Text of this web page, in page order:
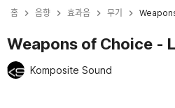
홈 음향 효과음 무기
Weapons of Choice -
Komposite Sound